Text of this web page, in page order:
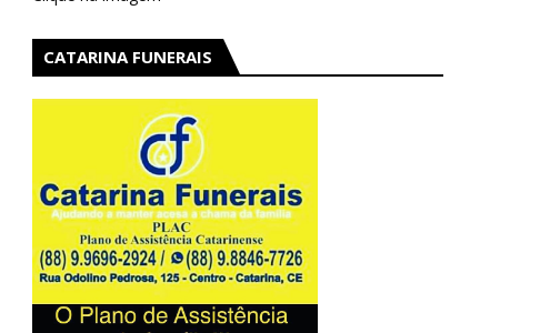
CATARINA FUNERAIS